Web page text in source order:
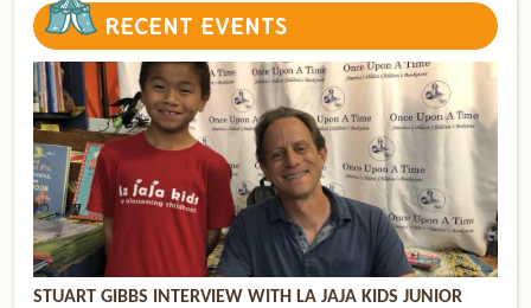
RECENT EVENTS
STUART GIBBS INTERVIEW WITH LA JAJA KIDS JUNIOR